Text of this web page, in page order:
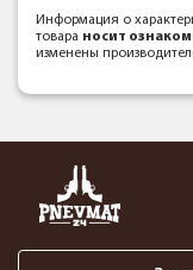
Информация о
товара носит
изменены